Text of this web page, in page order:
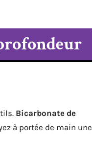
Bicarbonate de
à portée de main une